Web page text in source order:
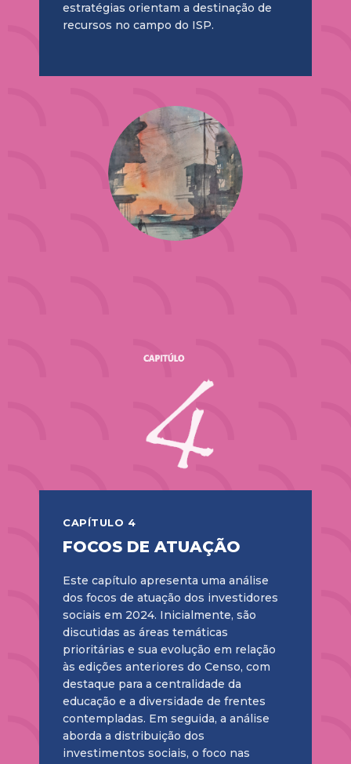
estratégias orientam a destinação de
recursos no campo do ISP.
CAPÍTULO 4
FOCOS DE ATUAÇÃO
Este capítulo apresenta uma análise
dos focos de atuação dos investidores
sociais em 2024. Inicialmente, são
discutidas as áreas temáticas
prioritárias e sua evolução em relação
às edições anteriores do Censo, com
destaque para a centralidade da
educação e a diversidade de frentes
contempladas. Em seguida, a análise
aborda a distribuição dos
investimentos sociais, o foco nas